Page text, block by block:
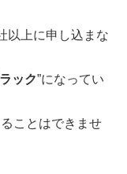
以上に申し込まな
ック”になってい
ことはできませ